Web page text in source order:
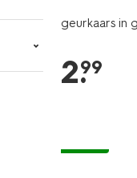
geurkaars in
2.
99